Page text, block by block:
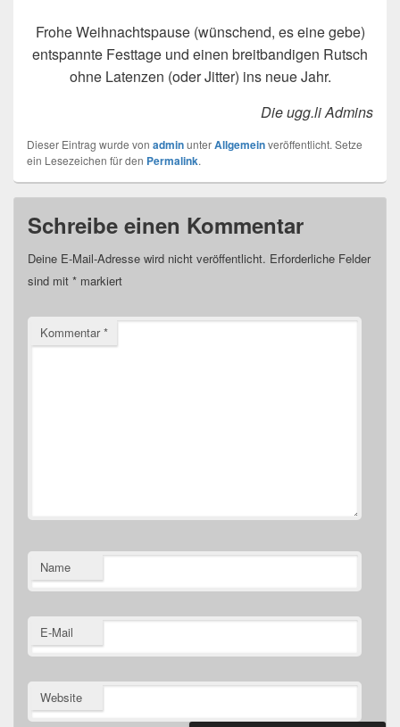
Frohe Weihnachtspause (wünschend, es eine gebe)
entspannte Festtage und einen breitbandigen Rutsch
ohne Latenzen (oder Jitter) ins neue Jahr.
Die ugg.li Admins
Dieser Eintrag wurde von adminunterAllgemeinveröffentlicht. Setze
ein Lesezeichen für den Permalink.
Schreibe einen Kommentar
Deine E-Mail-Adresse wird nicht veröffentlicht. Erforderliche Felder
sind mit * markiert
Kommentar*
Name
E-Mail
Website